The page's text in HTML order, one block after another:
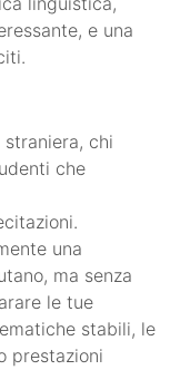
e una
chi
che
una
ma senza
le tue
stabili, le
prestazioni